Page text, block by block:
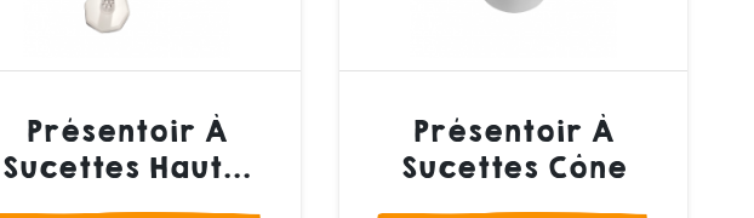
Présentoir À
Sucettes Haut...
Présentoir À
Sucettes Cône